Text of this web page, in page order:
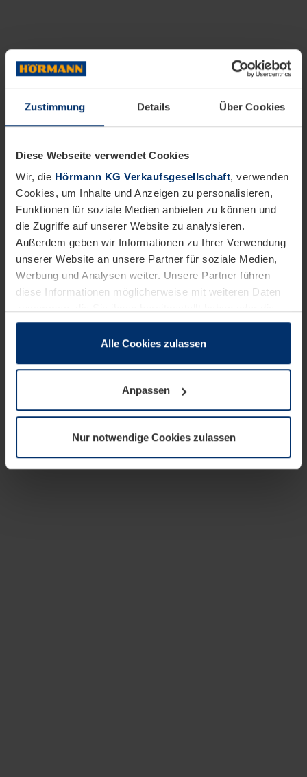
Zustimmung Details Über Cookies
Diese Webseite verwendet Cookies
Wir, die Hörmann KG Verkaufsgesellschaft, verwenden
Cookies, um Inhalte und Anzeigen zu personalisieren,
Funktionen für soziale Medien anbieten zu können und
die Zugriffe auf unserer Website zu analysieren.
Außerdem geben wir Informationen zu Ihrer Verwendung
unserer Website an unsere Partner für soziale Medien,
Werbung und Analysen weiter. Unsere Partner führen
diese Informationen möglicherweise mit weiteren Daten
sie im Rahmen Ihrer Nutzung der Dienste gesammelt
wenn diese für den Betrieb dieser Seite unbedingt
notwendig sind. Für alle anderen Cookie-Typen benötigen
wir Ihre Erlaubnis. Ihre Einwilligung können Sie jederzeit
Datenschutzerklärungunserer Website ändern oder
widerrufen.
Alle Cookies zulassen
Anpassen
Nur notwendige Cookies zulassen